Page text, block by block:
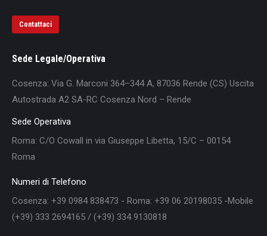
Contattaci
Sede Legale/Operativa
Cosenza: Via G. Marconi 364–344 A, 87036 Rende (CS) Uscita
Autostrada A2 SA-RC Cosenza Nord – Rende
Sede Operativa
Roma: C/O Cowall in via Giuseppe Libetta, 15/C – 00154
Roma
Numeri di Telefono
Cosenza: +39 0984 838473 - Roma: +39 06 20198035 -Mobile
(+39) 333 2694165 / (+39) 334 9130818